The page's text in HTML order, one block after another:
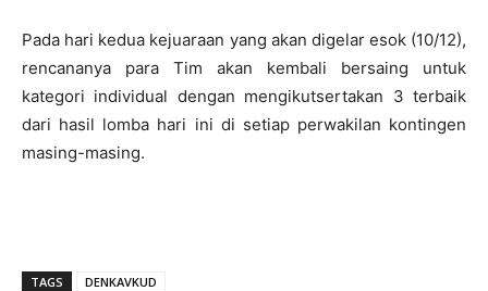
Pada hari kedua kejuaraan yang akan digelar esok (10/12),
rencananya para Tim akan kembali bersaing untuk
kategori individual dengan mengikutsertakan 3 terbaik
dari hasil lomba hari ini di setiap perwakilan kontingen
masing-masing.
TAGS DENKAVKUD